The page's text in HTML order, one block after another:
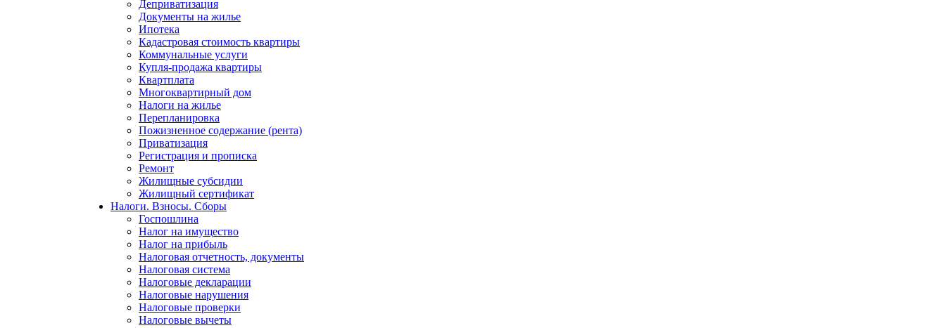
Деприватизация
Документы на жилье
Ипотека
Кадастровая стоимость квартиры
Коммунальные услуги
Купля-продажа квартиры
Квартплата
Многоквартирный дом
Налоги на жилье
Перепланировка
Пожизненное содержание (рента)
Приватизация
Регистрация и прописка
Ремонт
Жилищные субсидии
Жилищный сертификат
Налоги. Взносы. Сборы
Госпошлина
Налог на имущество
Налог на прибыль
Налоговая отчетность, документы
Налоговая система
Налоговые декларации
Налоговые нарушения
Налоговые проверки
Налоговые вычеты